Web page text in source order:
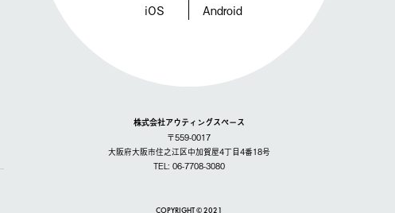
iOS Android
株式会社アウティングスペース
〒559-0017
大阪府大阪市住之江区中加賀屋4丁目4番18号
TEL: 06-7708-3080
COPYRIGHT © 2021